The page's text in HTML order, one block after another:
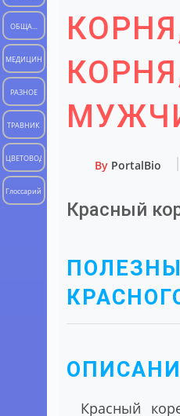
ЧЕЛОВЕКА
ОБЩАЯ
БИОЛОГИЯ
МЕДИЦИНА
РАЗНОЕ
ТРАВНИК
ЦВЕТОВОД
Глоссарий
ByPortalBio
Красный
Красный